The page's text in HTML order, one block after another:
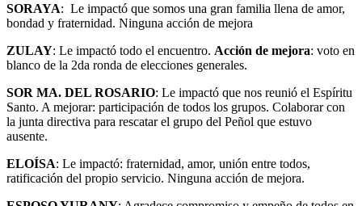
SORAYA: Le impactó que somos una gran familia llena de amor,
bondad y fraternidad. Ninguna acción de mejora
ZULAY: Le impactó todo el encuentro. Acción de mejora: voto en
blanco de la 2da ronda de elecciones generales.
SOR MA. DEL ROSARIO: Le impactó que nos reunió el Espíritu
Santo. A mejorar: participación de todos los grupos. Colaborar con
la junta directiva para rescatar el grupo del Peñol que estuvo
ausente.
ELOÍSA: Le impactó: fraternidad, amor, unión entre todos,
ratificación del propio servicio. Ninguna acción de mejora.